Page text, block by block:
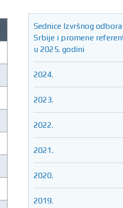
Sednice Izvršnog
Srbije i promene
u 2025. godini
2024.
2023.
2022.
2021.
2020.
2019.